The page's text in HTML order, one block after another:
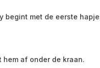
begint met de eerste
af onder de kraan.